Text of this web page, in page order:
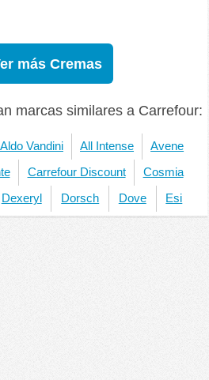
más Cremas
marcas similares a Carrefour:
Aldo Vandini All Intense Avene
Carrefour Discount Cosmia
Dexeryl Dorsch Dove Esi